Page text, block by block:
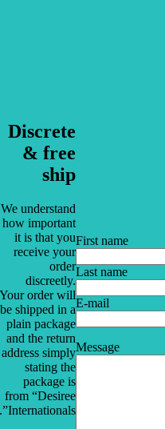
First name
Last name
E-mail
Message
Discrete
& free
ship
We understand
how important
it is that you
receive your
order
discreetly.
Your order will
be shipped in a
plain package
and the return
address simply
stating the
package is
from “Desiree
Internationals”.